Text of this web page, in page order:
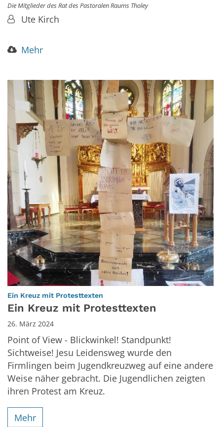
Die Mitglieder des Rat des Pastoralen Raums Tholey
Von:Ute Kirch
Mehr
Ein Kreuz mit Protesttexten
Ein Kreuz mit Protesttexten
26. März 2024
Point of View - Blickwinkel! Standpunkt!
Sichtweise! Jesu Leidensweg wurde den
Firmlingen beim Jugendkreuzweg auf eine andere
Weise näher gebracht. Die Jugendlichen zeigten
ihren Protest am Kreuz.
Mehr